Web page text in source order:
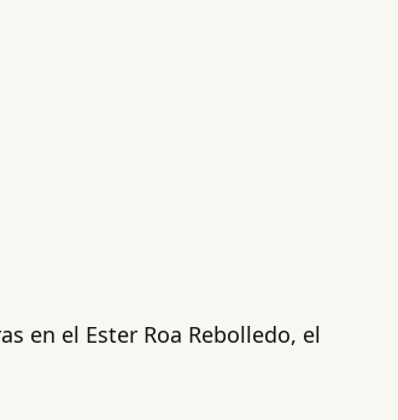
en el Ester Roa Rebolledo, el